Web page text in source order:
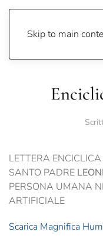
Skip to main
LETTERA ENCICLICA
SANTO PADRE
PERSONA UMANA
ARTIFICIALE
Scarica Magnifica